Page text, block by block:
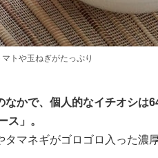
トや玉ねぎがたっぷり
かで、個人的なイチオシは
ス」。
マネギがゴロゴロ入った濃